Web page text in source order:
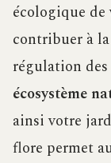
écologique de
contribuer à
régulation
écosystème
ainsi votre
flore permet